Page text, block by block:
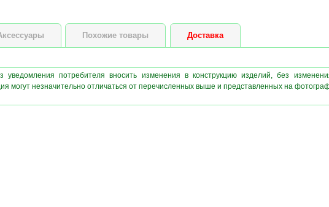
Похожие товары Доставка
потребителя вносить изменения в конструкцию изделий, без
могут незначительно отличаться от перечисленных выше и представленных на